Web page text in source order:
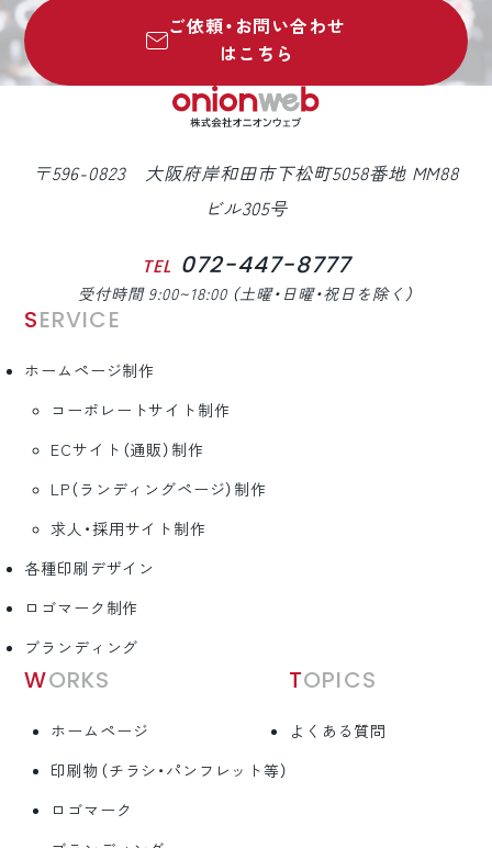
ご依頼・お問い合わせ
はこちら
〒596-0823 大阪府岸和田市下松町5058番地 MM88
ビル305号
TEL 072-447-8777
受付時間 9:00~18:00 （土曜・日曜・祝日を除く）
SERVICE
ホームページ制作
コーポレートサイト制作
ECサイト（通販）制作
LP（ランディングページ）制作
求人・採用サイト制作
各種印刷デザイン
ロゴマーク制作
ブランディング
WORKS
ホームページ
印刷物（チラシ・パンフレット等）
ロゴマーク
TOPICS
よくある質問